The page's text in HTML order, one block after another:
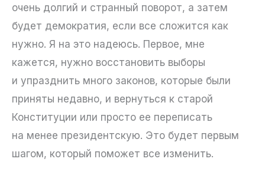
очень долгий и странный поворот, а затем
будет демократия, если все сложится как
нужно. Я на это надеюсь. Первое, мне
кажется, нужно восстановить выборы
и упразднить много законов, которые были
приняты недавно, и вернуться к старой
Конституции или просто ее переписать
на менее президентскую. Это будет первым
шагом, который поможет все изменить.